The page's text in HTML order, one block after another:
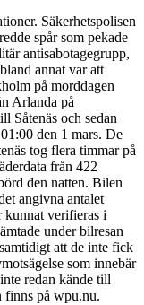
Säkerhetspolisen
spår som pekade
antisabotagegrupp,
annat var att
på morddagen
Arlanda på
Såtenäs och sedan
den 1 mars. De
tog flera timmar på
från 422
den natten. Bilen
angivna antalet
kunnat verifieras i
under bilresan
att de inte fick
som innebär
redan kände till
finns på wpu.nu.